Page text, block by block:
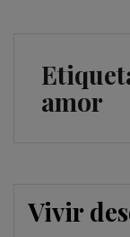
amor
Vivir